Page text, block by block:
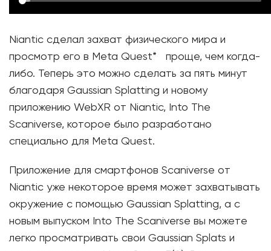
Niantic сделал захват физического мира и
просмотр его в Meta Quest* проще, чем когда-
либо. Теперь это можно сделать за пять минут
благодаря Gaussian Splatting и новому
приложению WebXR от Niantic, Into The
Scaniverse, которое было разработано
специально для Meta Quest.
Приложение для смартфонов Scaniverse от
Niantic уже некоторое время может захватывать
окружение с помощью Gaussian Splatting, а с
новым выпуском Into The Scaniverse вы можете
легко просматривать свои Gaussian Splats и